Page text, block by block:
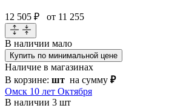
12 505 ₽ от 11 255
В наличии мало
Купить по минимальной цене
Наличие в магазинах
В корзине: шт на сумму ₽
Омск 10 лет Октября
В наличии 3 шт